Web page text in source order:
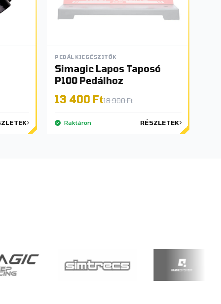
PEDÁL KIEGÉSZITŐK
Simagic Lapos Taposó
P100 Pedálhoz
13 400 Ft18 900 Ft
Raktáron RÉSZLETEK